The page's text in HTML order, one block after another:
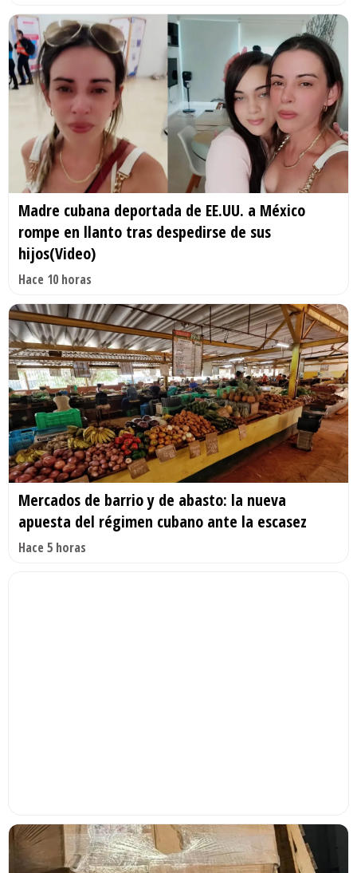
Madre cubana deportada de EE.UU. a México
rompe en llanto tras despedirse de sus
hijos(Video)
Hace 10 horas
Mercados de barrio y de abasto: la nueva
apuesta del régimen cubano ante la escasez
Hace 5 horas